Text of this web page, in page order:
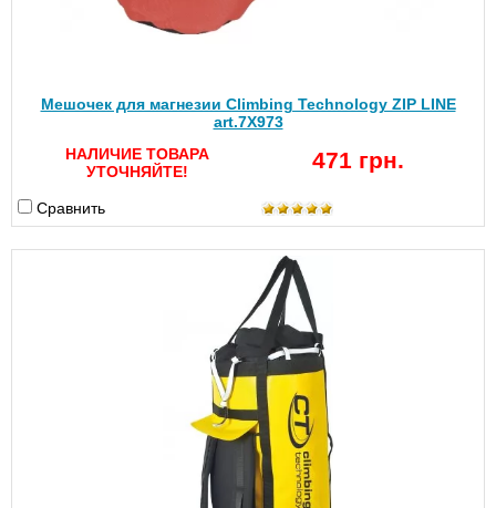
Мешочек для магнезии Climbing Technology ZIP LINE
art.7X973
НАЛИЧИЕ ТОВАРА
УТОЧНЯЙТЕ!
471 грн.
Сравнить